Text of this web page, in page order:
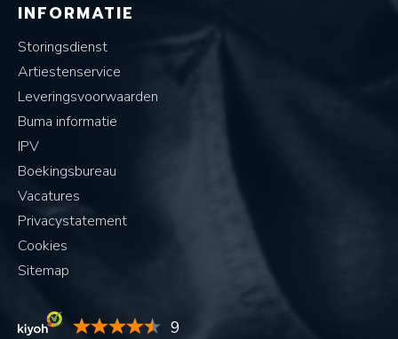
INFORMATIE
Storingsdienst
Artiestenservice
Leveringsvoorwaarden
Buma informatie
IPV
Boekingsbureau
Vacatures
Privacystatement
Cookies
Sitemap
9